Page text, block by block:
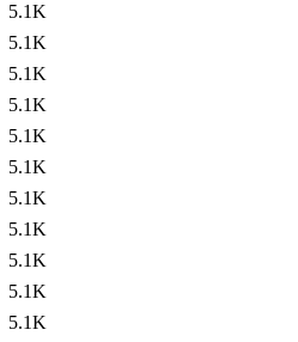
5.1K
5.1K
5.1K
5.1K
5.1K
5.1K
5.1K
5.1K
5.1K
5.1K
5.1K